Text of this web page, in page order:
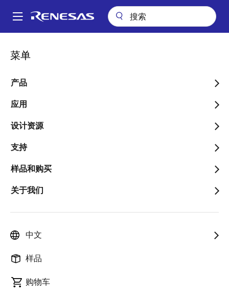
到
Main
菜单
产品
应用
设计资源
支持
样品和购买
关于我们
中文
样品
购物车
面
包
屑
Name used to describe Renesas
A
Package code maintained as part of
the Renesas and Intersil merger.